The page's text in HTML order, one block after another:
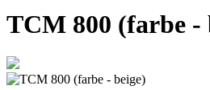
ТСМ 800 (farbe -